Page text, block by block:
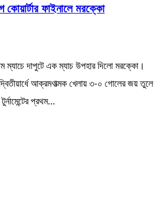
কোয়ার্টার ফাইনালে মরক্কো
দাপুটে এক ম্যাচ উপহার দিলো মরক্কো।
আক্রমণাত্মক খেলায় ৩-০ গোলের জয় তুলে
প্রথম…